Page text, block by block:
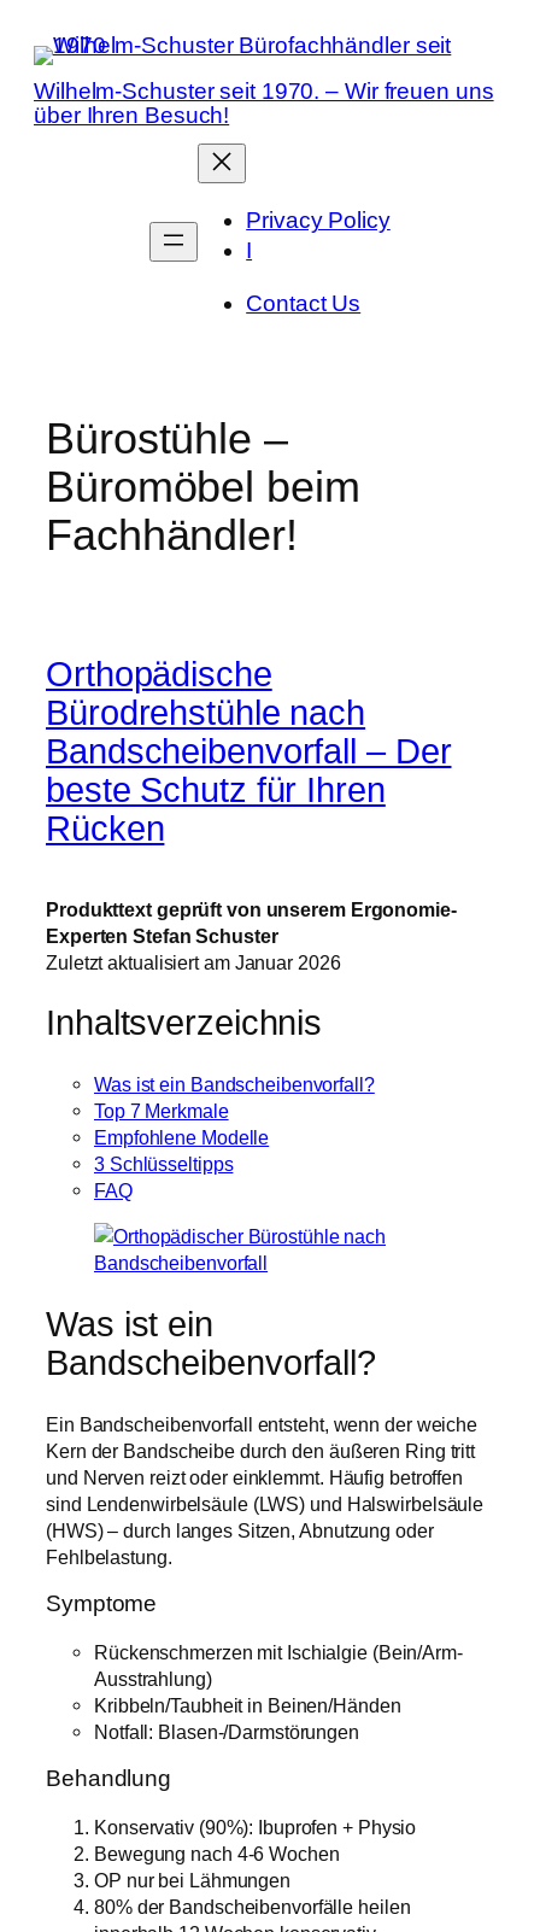
Inhalt
springen
Wilhelm-Schuster seit 1970. – Wir freuen uns
über Ihren Besuch!
Privacy Policy
I
Contact Us
Bürostühle –
Büromöbel beim
Fachhändler!
Orthopädische
Bürodrehstühle nach
Bandscheibenvorfall – Der
beste Schutz für Ihren
Rücken
Produkttext geprüft von unserem Ergonomie-
Experten Stefan Schuster
Zuletzt aktualisiert am Januar 2026
Inhaltsverzeichnis
Was ist ein Bandscheibenvorfall?
Top 7 Merkmale
Empfohlene Modelle
3 Schlüsseltipps
FAQ
Was ist ein
Bandscheibenvorfall?
Ein Bandscheibenvorfall entsteht, wenn der weiche
Kern der Bandscheibe durch den äußeren Ring tritt
und Nerven reizt oder einklemmt. Häufig betroffen
sind Lendenwirbelsäule (LWS) und Halswirbelsäule
(HWS) – durch langes Sitzen, Abnutzung oder
Fehlbelastung.
Symptome
Rückenschmerzen mit Ischialgie (Bein/Arm-
Ausstrahlung)
Kribbeln/Taubheit in Beinen/Händen
Notfall: Blasen-/Darmstörungen
Behandlung
Konservativ (90%): Ibuprofen + Physio
Bewegung nach 4-6 Wochen
OP nur bei Lähmungen
80% der Bandscheibenvorfälle heilen